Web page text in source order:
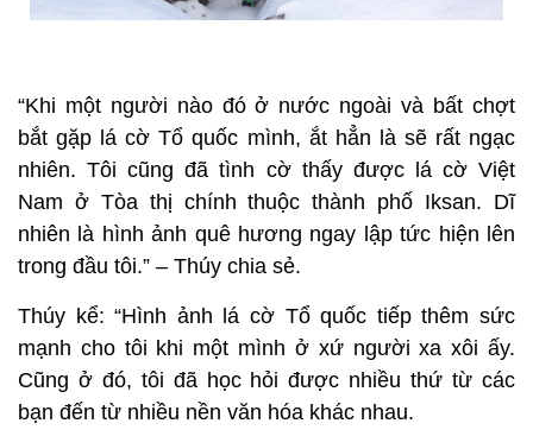
“Khi một người nào đó ở nước ngoài và bất chợt
bắt gặp lá cờ Tổ quốc mình, ắt hẳn là sẽ rất ngạc
nhiên. Tôi cũng đã tình cờ thấy được lá cờ Việt
Nam ở Tòa thị chính thuộc thành phố Iksan. Dĩ
nhiên là hình ảnh quê hương ngay lập tức hiện lên
trong đầu tôi.” – Thúy chia sẻ.
Thúy kể: “Hình ảnh lá cờ Tổ quốc tiếp thêm sức
mạnh cho tôi khi một mình ở xứ người xa xôi ấy.
Cũng ở đó, tôi đã học hỏi được nhiều thứ từ các
bạn đến từ nhiều nền văn hóa khác nhau.